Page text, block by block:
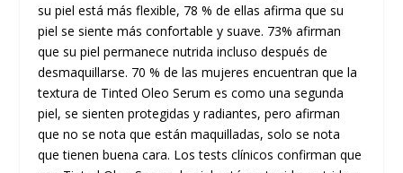
su piel está más flexible, 78 % de ellas afirma que su
piel se siente más confortable y suave. 73% afirman
que su piel permanece nutrida incluso después de
desmaquillarse. 70 % de las mujeres encuentran que la
textura de Tinted Oleo Serum es como una segunda
piel, se sienten protegidas y radiantes, pero afirman
que no se nota que están maquilladas, solo se nota
que tienen buena cara. Los tests clínicos confirman que